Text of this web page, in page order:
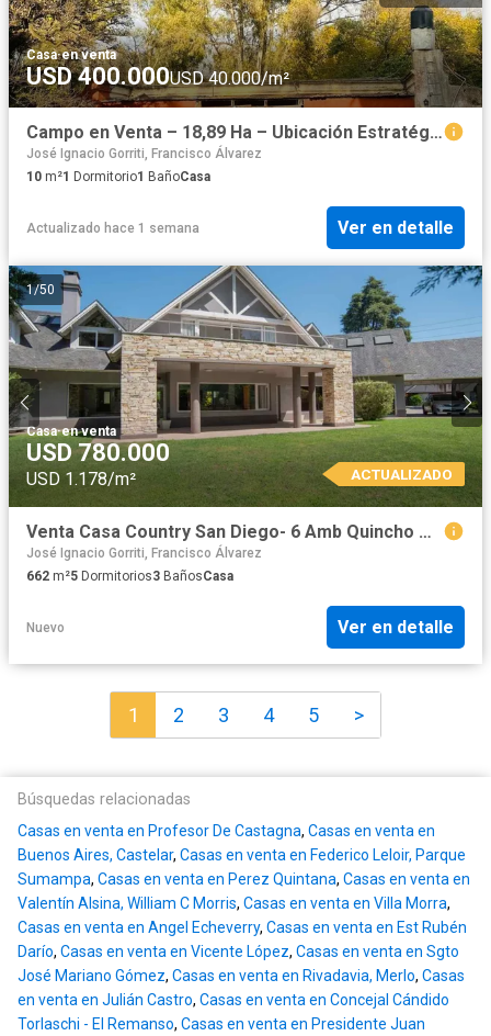
Casa·en venta
USD 400.000USD 40.000/m²
Campo en Venta – 18,89 Ha – Ubicación Estratégica sobre Ruta 24 | Moreno
José Ignacio Gorriti, Francisco Álvarez
10 m²1 Dormitorio1 BañoCasa
Actualizado hace 1 semana Ver en detalle
1/50
Casa·en venta
USD 780.000
USD 1.178/m² ACTUALIZADO
Venta Casa Country San Diego- 6 Amb Quincho Pileta
José Ignacio Gorriti, Francisco Álvarez
662 m²5 Dormitorios3 BañosCasa
Nuevo Ver en detalle
1 2 3 4 5 >
Búsquedas relacionadas
Casas en venta en Profesor De Castagna, Casas en venta en
Buenos Aires, Castelar, Casas en venta en Federico Leloir, Parque
Sumampa, Casas en venta en Perez Quintana, Casas en venta en
Valentín Alsina, William C Morris, Casas en venta en Villa Morra,
Casas en venta en Angel Echeverry, Casas en venta en Est Rubén
Darío, Casas en venta en Vicente López, Casas en venta en Sgto
José Mariano Gómez, Casas en venta en Rivadavia, Merlo, Casas
en venta en Julián Castro, Casas en venta en Concejal Cándido
Torlaschi - El Remanso, Casas en venta en Presidente Juan